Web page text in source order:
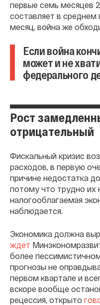
первые семь месяцев
составляет в
месяц, война же
Если война
может и не
федерального
Рост
отрицательный
Фискальный кризис
расходов, в первую
причине недостатка
потому что трудно их
налогооблагаемая
наблюдается.
Экономика должна
ждет
более
прогнозы не
первом квартале и
вскоре вообще
рецессия, открыто